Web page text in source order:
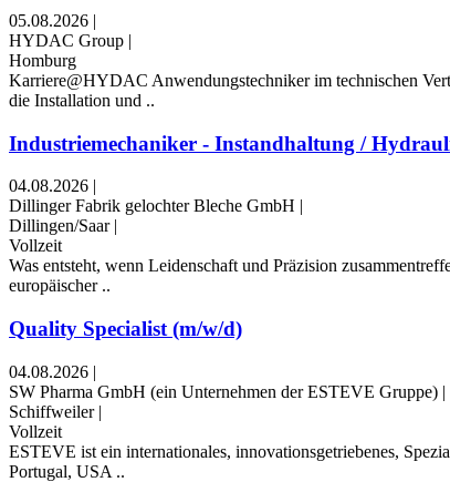
05.08.2026 |
HYDAC Group |
Homburg
Karriere@HYDAC Anwendungstechniker im technischen
die Installation und ..
Industriemechaniker - Instandhaltung /
04.08.2026 |
Dillinger Fabrik gelochter Bleche GmbH |
Dillingen/Saar |
Vollzeit
Was entsteht, wenn Leidenschaft und Präzision
europäischer ..
Quality Specialist (m/w/d)
04.08.2026 |
SW Pharma GmbH (ein Unternehmen der ESTEVE Gruppe) |
Schiffweiler |
Vollzeit
ESTEVE ist ein internationales, innovationsgetriebenes,
Portugal, USA ..